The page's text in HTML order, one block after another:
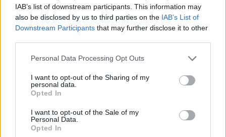
IAB’s list of downstream participants. This information may
also be disclosed by us to third parties on the IAB’s List of
Downstream Participants that may further disclose it to other
Personal Data Processing Opt Outs
I want to opt-out of the Sharing of my
personal data.
Opted In
I want to opt-out of the Sale of my
Personal Data.
Opted In
A CRRC ZELC egyike a kínai állami tulajdonú
információk szerint várhatóan már a jövő évtől működésbe
képzéssel, kutatással és fejlesztéssel foglalkozó
létesítményt is szeretne létrehozni. Az Acemilben...
KEDVES OLVASÓNK!